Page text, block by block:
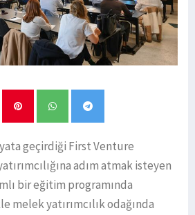
geçirdiği First Venture
adım atmak isteyen
bir eğitim programında
yatırımcılık odağında